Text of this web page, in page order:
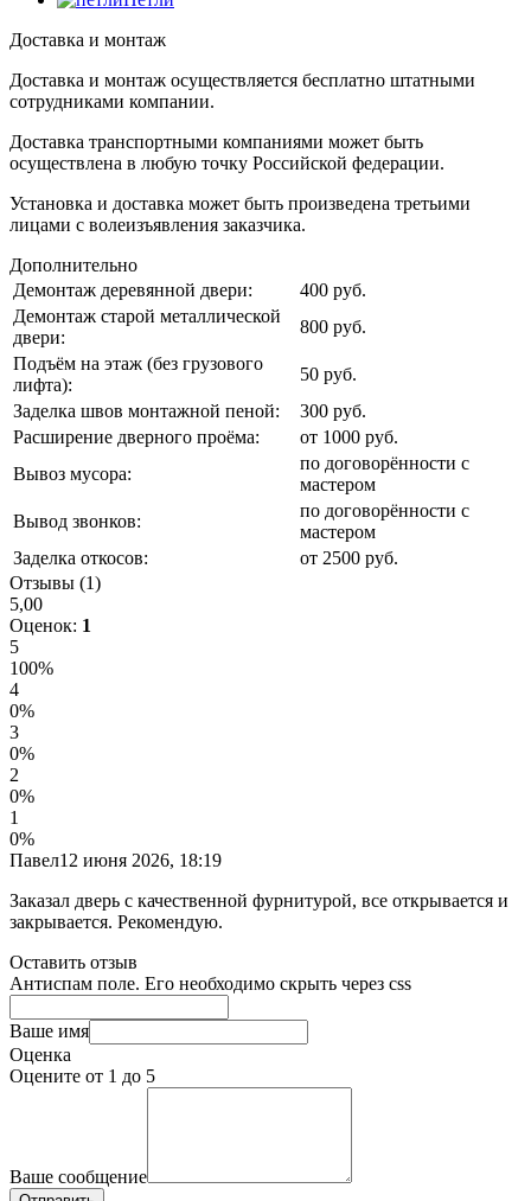
Доставка и монтаж
Доставка и монтаж осуществляется бесплатно штатными
сотрудниками компании.
Доставка транспортными компаниями может быть
осуществлена в любую точку Российской федерации.
Установка и доставка может быть произведена третьими
лицами с волеизъявления заказчика.
Дополнительно
Демонтаж деревянной двери:
400 руб.
Демонтаж старой металлической
двери:
800 руб.
Подъём на этаж (без грузового
лифта):
50 руб.
Заделка швов монтажной пеной:
300 руб.
Расширение дверного проёма:
от 1000 руб.
Вывоз мусора:
по договорённости с
мастером
Вывод звонков:
по договорённости с
мастером
Заделка откосов:
от 2500 руб.
Отзывы (1)
5,00
Оценок: 1
5
100%
4
0%
3
0%
2
0%
1
0%
Павел12 июня 2026, 18:19
Заказал дверь с качественной фурнитурой, все открывается и
закрывается. Рекомендую.
Оставить отзыв
Антиспам поле. Его необходимо скрыть через css
Ваше имя
Оценка
Оцените от 1 до 5
Ваше сообщение